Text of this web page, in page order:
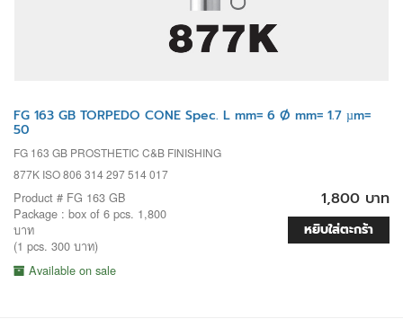
FG 163 GB TORPEDO CONE Spec. L mm= 6 Ø mm= 1.7 µm=
50
FG 163 GB PROSTHETIC C&B FINISHING
877K ISO 806 314 297 514 017
Product # FG 163 GB
Package : box of 6 pcs. 1,800
บาท
(1 pcs. 300 บาท)
Available on sale
1,800 บาท
หยิบใส่ตะกร้า